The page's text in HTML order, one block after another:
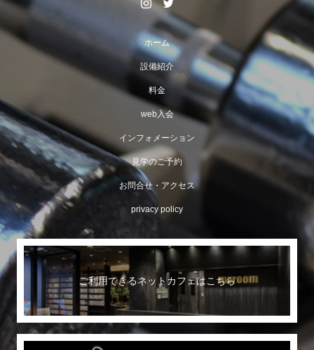
ホーム
設備紹介
料金
web入会
インフォメーション
見学のご予約
お問合せ・アクセス
privacy policy
ご利用できるネットカフェはこちら